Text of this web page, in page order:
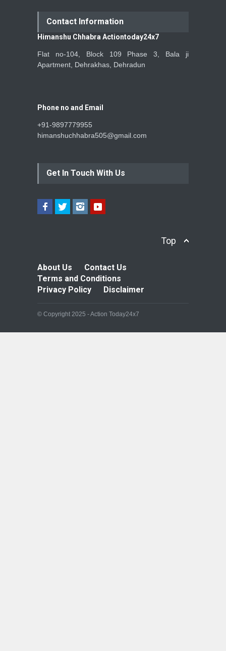
Contact Information
Himanshu Chhabra Actiontoday24x7
Flat no-104, Block 109 Phase 3, Bala ji
Apartment, Dehrakhas, Dehradun
Phone no and Email
+91-9897779955
himanshuchhabra505@gmail.com
Get In Touch With Us
Top
About Us
Contact Us
Terms and Conditions
Privacy Policy
Disclaimer
© Copyright 2025 - Action Today24x7